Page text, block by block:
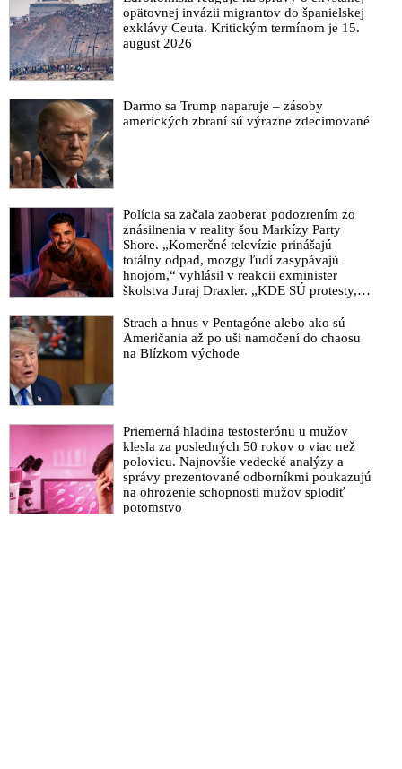
opätovnej invázii migrantov do španielskej
exklávy Ceuta. Kritickým termínom je 15.
august 2026
Darmo sa Trump naparuje – zásoby
amerických zbraní sú výrazne zdecimované
Polícia sa začala zaoberať podozrením zo
znásilnenia v reality šou Markízy Party
Shore. „Komerčné televízie prinášajú
totálny odpad, mozgy ľudí zasypávajú
hnojom,“ vyhlásil v reakcii exminister
školstva Juraj Draxler. „KDE SÚ protesty,
pracovníkov?“ spýtal sa
Strach a hnus v Pentagóne alebo ako sú
Američania až po uši namočení do chaosu
na Blízkom východe
Priemerná hladina testosterónu u mužov
klesla za posledných 50 rokov o viac než
polovicu. Najnovšie vedecké analýzy a
správy prezentované odborníkmi poukazujú
na ohrozenie schopnosti mužov splodiť
potomstvo